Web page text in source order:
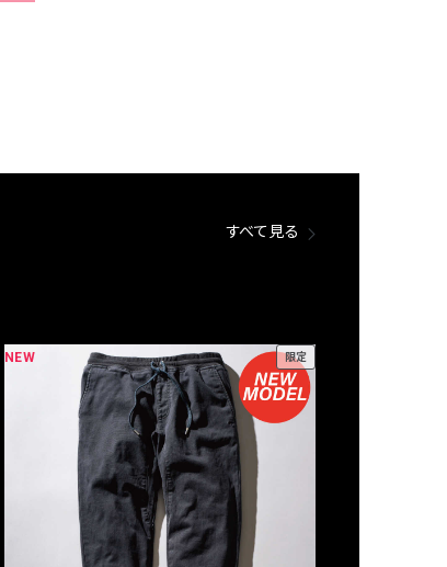
すべて見る
NEW 限定